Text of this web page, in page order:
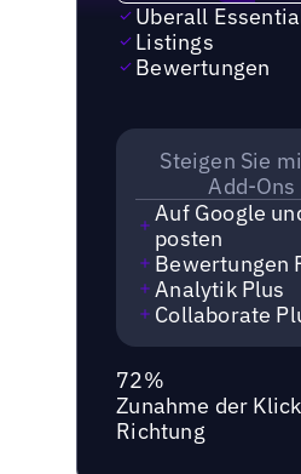
Uberall
Listings
Bewertungen
Steigen Sie
Add-
Auf Google
posten
Bewertungen
Analytik Plus
Collaborate
72%
Zunahme der
Richtung